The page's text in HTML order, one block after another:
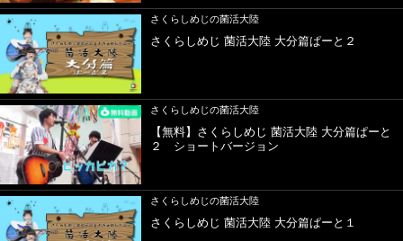
さくらしめじの菌活大陸
さくらしめじ 菌活大陸 大分篇ぱーと２
さくらしめじの菌活大陸
【無料】さくらしめじ 菌活大陸 大分篇ぱーと
２ ショートバージョン
さくらしめじの菌活大陸
さくらしめじ 菌活大陸 大分篇ぱーと１